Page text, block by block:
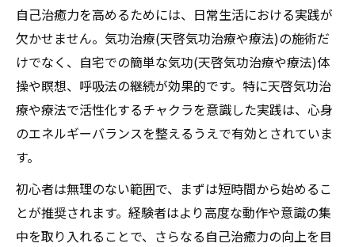
自己治癒力を高めるためには、日常生活における実践が
欠かせません。気功治療(天啓気功治療や療法)の施術だ
けでなく、自宅での簡単な気功(天啓気功治療や療法)体
操や瞑想、呼吸法の継続が効果的です。特に天啓気功治
療や療法で活性化するチャクラを意識した実践は、心身
のエネルギーバランスを整えるうえで有効とされていま
す。
初心者は無理のない範囲で、まずは短時間から始めるこ
とが推奨されます。経験者はより高度な動作や意識の集
中を取り入れることで、さらなる自己治癒力の向上を目